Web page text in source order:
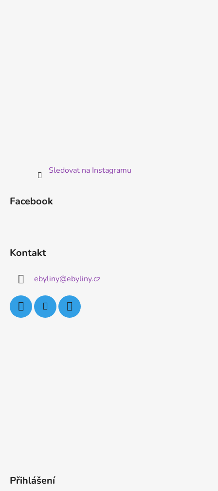
Sledovat na Instagramu
Facebook
Kontakt
ebyliny@ebyliny.cz
Přihlášení